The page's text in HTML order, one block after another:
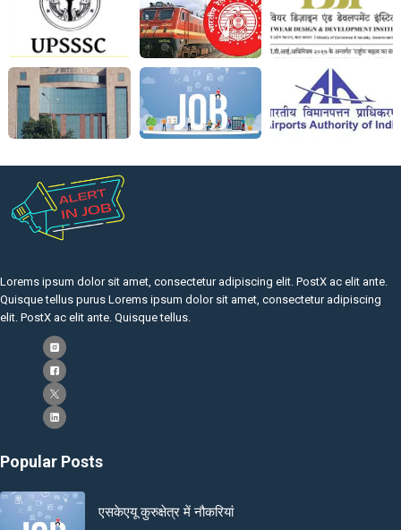
Lorems ipsum dolor sit amet, consectetur adipiscing elit. PostX ac elit ante.
Quisque tellus purus Lorems ipsum dolor sit amet, consectetur adipiscing
elit. PostX ac elit ante. Quisque tellus.
Popular Posts
एसकेएयू कुरुक्षेत्र में नौकरियां